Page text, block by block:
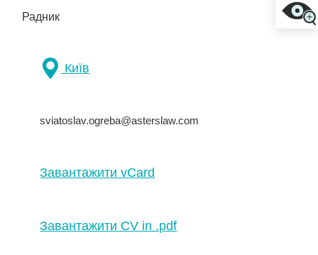
Радник
Київ
sviatoslav.ogreba@asterslaw.com
Завантажити vCard
Завантажити CV in .pdf